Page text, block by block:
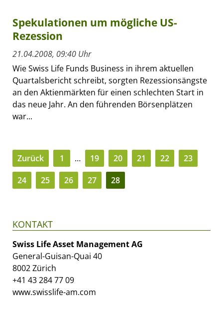
Spekulationen um mögliche US-
Rezession
21.04.2008, 09:40 Uhr
Wie Swiss Life Funds Business in ihrem aktuellen
Quartalsbericht schreibt, sorgten Rezessionsängste
an den Aktienmärkten für einen schlechten Start in
das neue Jahr. An den führenden Börsenplätzen
war...
Zurück 1 … 19 20 21 22
23
24
25 26 27 28
KONTAKT
Swiss Life Asset Management AG
General-Guisan-Quai 40
8002 Zürich
+41 43 284 77 09
www.swisslife-am.com